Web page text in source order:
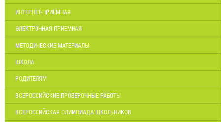
ИНТЕРНЕТ-ПРИЁМНАЯ
ЭЛЕКТРОННАЯ ПРИЕМНАЯ
МЕТОДИЧЕСКИЕ МАТЕРИАЛЫ
ШКОЛА
РОДИТЕЛЯМ
ВСЕРОССИЙСКИЕ ПРОВЕРОЧНЫЕ РАБОТЫ
ВСЕРОССИЙСКАЯ ОЛИМПИАДА ШКОЛЬНИКОВ